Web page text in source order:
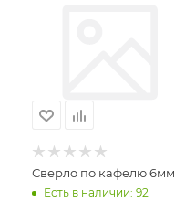
Сверло по кафелю 6мм
Есть в наличии: 92